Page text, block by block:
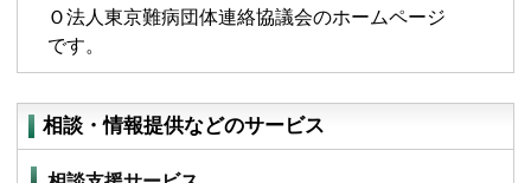
Ｏ法人東京難病団体連絡協議会のホームページ
です。
相談・情報提供などのサービス